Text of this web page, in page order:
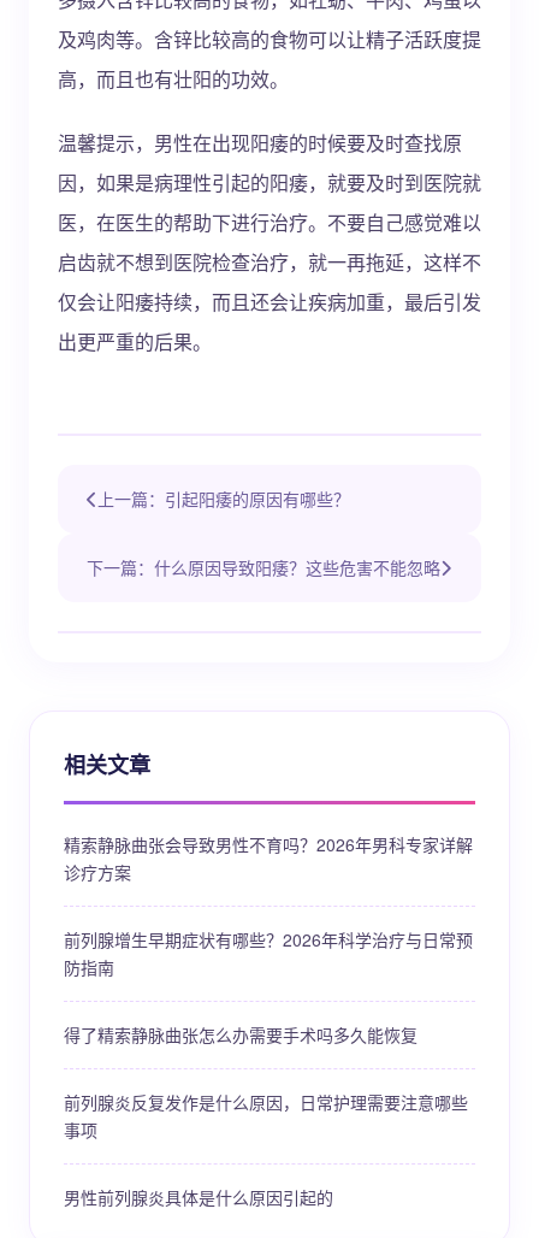
及鸡肉等。含锌比较高的食物可以让精子活跃度提
高，而且也有壮阳的功效。
温馨提示，男性在出现阳痿的时候要及时查找原
因，如果是病理性引起的阳痿，就要及时到医院就
医，在医生的帮助下进行治疗。不要自己感觉难以
启齿就不想到医院检查治疗，就一再拖延，这样不
仅会让阳痿持续，而且还会让疾病加重，最后引发
出更严重的后果。
上一篇：引起阳痿的原因有哪些？
下一篇：什么原因导致阳痿？这些危害不能忽略
相关文章
精索静脉曲张会导致男性不育吗？2026年男科专家详解
诊疗方案
前列腺增生早期症状有哪些？2026年科学治疗与日常预
防指南
得了精索静脉曲张怎么办需要手术吗多久能恢复
前列腺炎反复发作是什么原因，日常护理需要注意哪些
事项
男性前列腺炎具体是什么原因引起的